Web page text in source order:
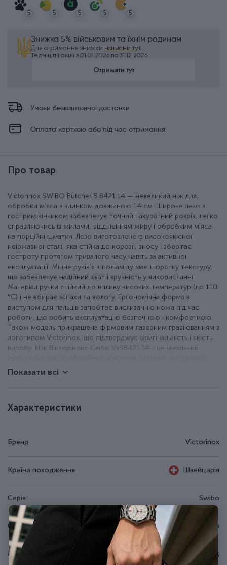
5 5 5 5 5
Знижка 5% військовим та їхнім родинам
Для отримання знижки натисни тут
Термін дії акції з 01.01.2026 по 31.12.2026
Отримати тут
Умови безкоштовної доставки
Оплата карткою або під час отримання
Про товар
Victorinox SWIBO Butcher 5.8421.14 — невеликий ніж для
обробки м'яса з клинком довжиною 14 см. Широке лезо з
гострим кінчиком забезпечує точний і акуратний розріз, легко
справляючись із жилами, відділенням жиру і обробким м'яса
на порційні шматки. Лезо виготовлене із високоякісної
неіржавної сталі, яка стійка до корозії, зносу і зберігає
гостроту протягом тривалого часу навіть за активної
експлуатації. Міцне руків'я з поліаміду має шорстку текстуру,
що забезпечує надійний хват і зручність у використанні.
Матеріал ручки стійкий до впливу високих температур (до 110
°C) і не вбирає запахи та вологу. Ергономічна форма з
виступом для пальців запобігає вислизанню ножа під час
роботи, що робить експлуатацію безпечною і комфортною.
Також модель прикрашена фірмовим лазерним гравіюванням з
логотипом Victorinox, що підтверджує оригінальність і якість
виробу. Ніж Вікторінокс Свібо Vx58421.14 - це ідеальний
надійність, зручність і довговічність у роботі.
Гладка різальна крайка (Plain).
Стійкий до ударів і перепадів температур.
Показати всі
Характеристики
Бренд Victorinox
Країна походження Швейцарія
Серія Swibo
Спеціалізація Ножі м'ясника
Матеріал руків'я/накладок Поліамід